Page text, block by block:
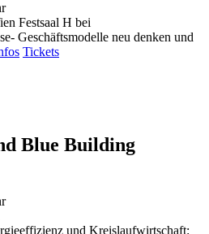
Festsaal H bei
Geschäftsmodelle neu denken und
Tickets
Blue Building
und Kreislaufwirtschaft: